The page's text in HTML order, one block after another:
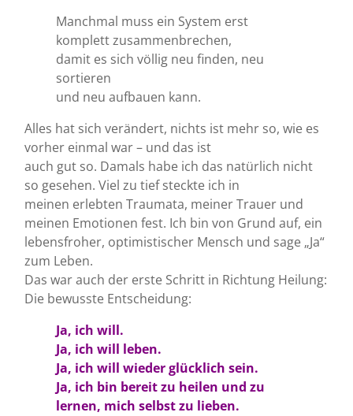
Manchmal muss ein System erst
komplett zusammenbrechen,
damit es sich völlig neu finden, neu
sortieren
und neu aufbauen kann.
Alles hat sich verändert, nichts ist mehr so, wie es
vorher einmal war – und das ist
auch gut so. Damals habe ich das natürlich nicht
so gesehen. Viel zu tief steckte ich in
meinen erlebten Traumata, meiner Trauer und
meinen Emotionen fest. Ich bin von Grund auf, ein
lebensfroher, optimistischer Mensch und sage „Ja“
zum Leben.
Das war auch der erste Schritt in Richtung Heilung:
Die bewusste Entscheidung:
Ja, ich will.
Ja, ich will leben.
Ja, ich will wieder glücklich sein.
Ja, ich bin bereit zu heilen und zu
lernen, mich selbst zu lieben.